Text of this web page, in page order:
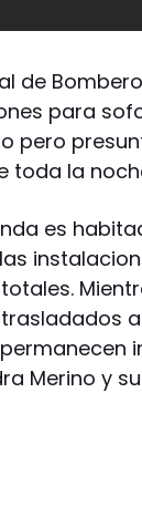
de
para
pero
toda la
es
a
Merino y